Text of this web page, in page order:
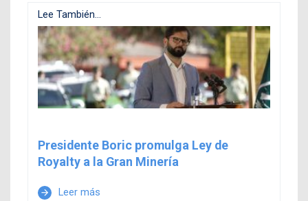
Lee También...
Presidente Boric promulga Ley de
Royalty a la Gran Minería
arrow_forward Leer más